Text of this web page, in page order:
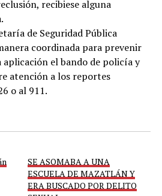
recibiese alguna
de Seguridad Pública
coordinada para prevenir
el bando de policía y
atención a los reportes
o al 911.
SE ASOMABA A UNA
ESCUELA DE MAZATLÁN Y
ERA BUSCADO POR DELITO